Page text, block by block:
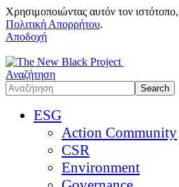
Χρησιμοποιώντας αυτόν τον
Πολιτική Απορρήτου.
Αποδοχή
Αναζήτηση
ESG
Action Community
CSR
Environment